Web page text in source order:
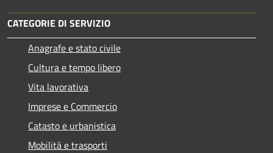
CATEGORIE DI SERVIZIO
Anagrafe e stato civile
Cultura e tempo libero
Vita lavorativa
Imprese e Commercio
Catasto e urbanistica
Mobilità e trasporti